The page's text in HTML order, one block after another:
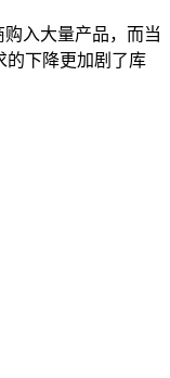
入大量产品，而当
的下降更加剧了库